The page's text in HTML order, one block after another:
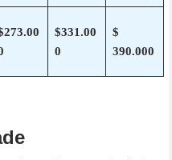
$331.00
0
$
390.000